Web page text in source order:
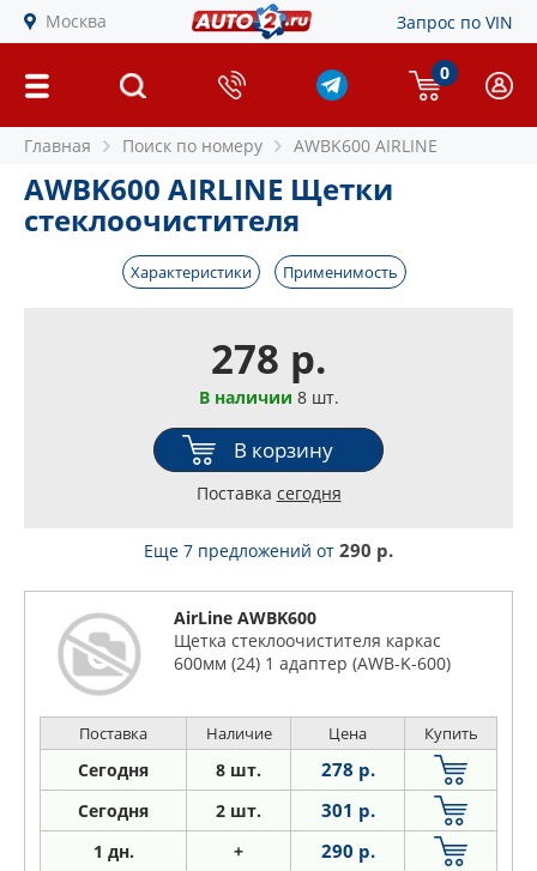
Москва Запрос по VIN
0
Главная Поиск по номеру AWBK600 AIRLINE
AWBK600 AIRLINE Щетки
стеклоочистителя
Характеристики Применимость
278 р.
В наличии 8 шт.
В корзину
Поставка сегодня
Еще 7 предложений от 290 р.
AirLine AWBK600
Щетка стеклоочистителя каркас
600мм (24) 1 адаптер (AWB-K-600)
Поставка Наличие Цена Купить
Сегодня 8 шт. 278 р.
Сегодня 2 шт. 301 р.
1 дн. + 290 р.